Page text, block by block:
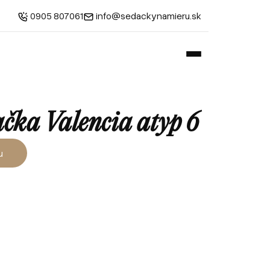
0905 807061 info@sedackynamieru.sk
Valencia atyp 6